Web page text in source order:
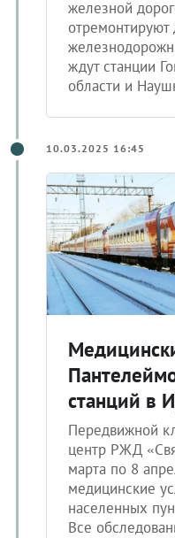
железной
отремонтируют
ждут станции
области и
10.03.2025 16:45
станций в
Передвижной
центр РЖД
марта по 8
медицинские
населенных
Все